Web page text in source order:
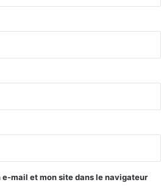
e-mail et mon site dans le navigateur